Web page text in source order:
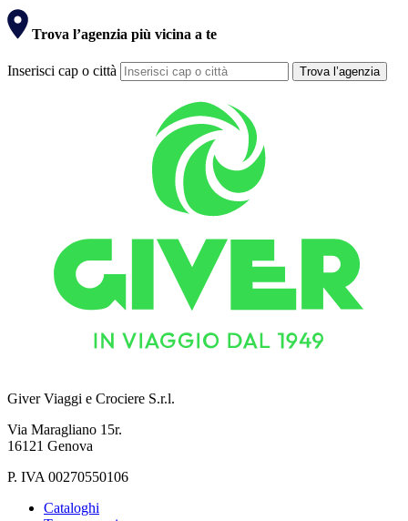
Trova l’agenzia più vicina a te
Inserisci cap o città Trova l’agenzia
Giver Viaggi e Crociere S.r.l.
Via Maragliano 15r.
16121 Genova
P. IVA 00270550106
Cataloghi